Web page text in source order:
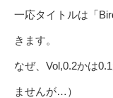
一応タイトルは「
きます。
なぜ、Vol,0.2かは
ませんが…）